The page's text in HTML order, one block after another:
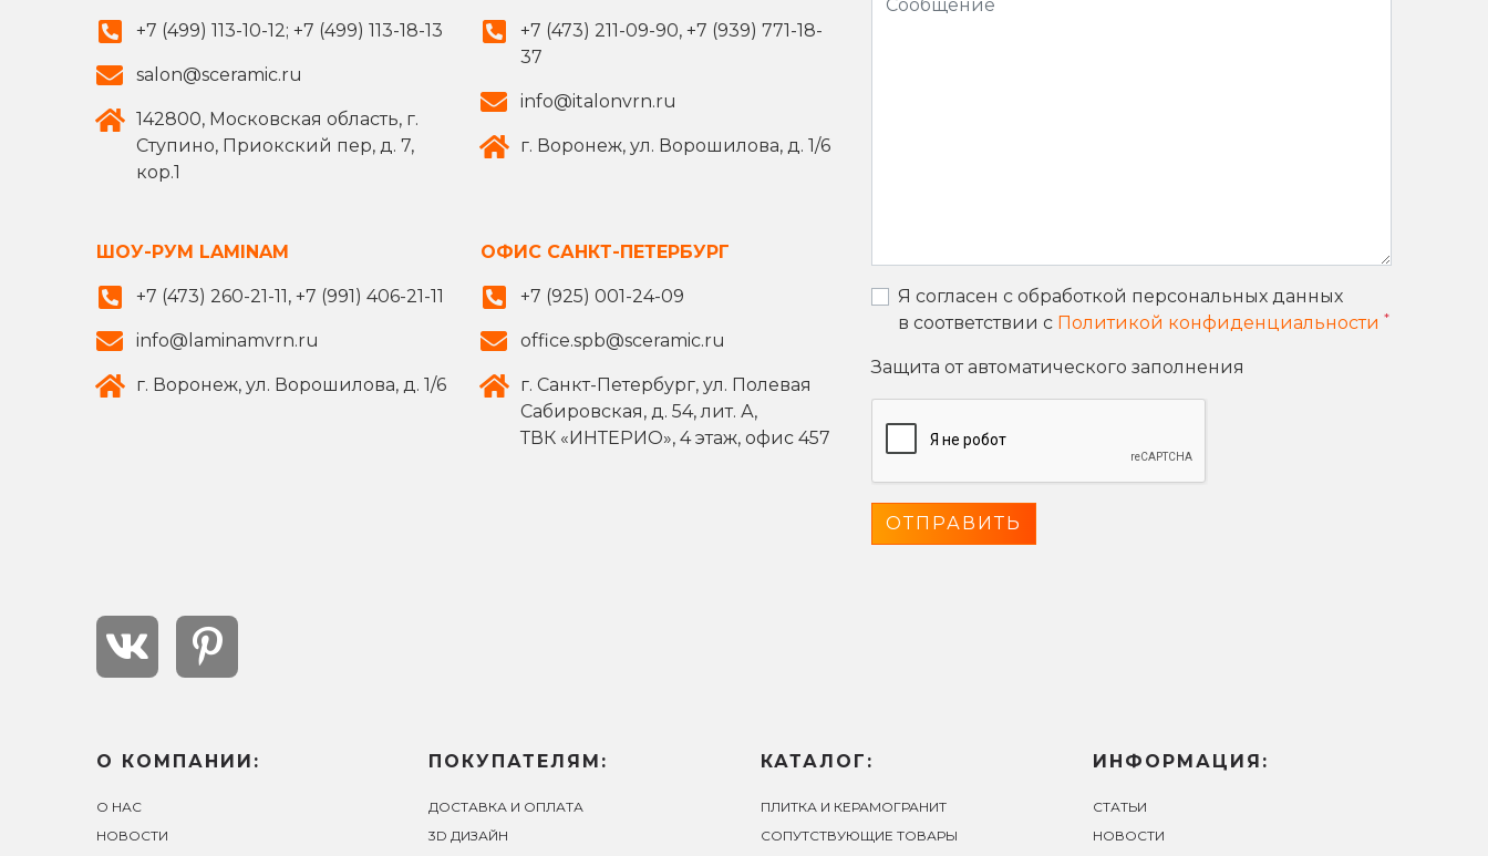
+7 (499) 113-10-12; +7 (499) 113-18-13
salon@sceramic.ru
142800, Московская область, г.
Ступино, Приокский пер, д. 7,
кор.1
+7 (473) 211-09-90, +7 (939) 771-18-
37
info@italonvrn.ru
г. Воронеж, ул. Ворошилова, д. 1/6
ШОУ-РУМ LAMINAM
+7 (473) 260-21-11, +7 (991) 406-21-11
info@laminamvrn.ru
г. Воронеж, ул. Ворошилова, д. 1/6
ОФИС САНКТ-ПЕТЕРБУРГ
+7 (925) 001-24-09
office.spb@sceramic.ru
г. Санкт-Петербург, ул. Полевая
Сабировская, д. 54, лит. А,
ТВК «ИНТЕРИО», 4 этаж, офис 457
Я согласен с обработкой персональных данных
в соответствии с Политикой конфиденциальности *
Защита от автоматического заполнения
О КОМПАНИИ:
О НАС
НОВОСТИ
ПОКУПАТЕЛЯМ:
ДОСТАВКА И ОПЛАТА
3D ДИЗАЙН
КАТАЛОГ:
ПЛИТКА И КЕРАМОГРАНИТ
СОПУТСТВУЮЩИЕ ТОВАРЫ
ИНФОРМАЦИЯ:
СТАТЬИ
НОВОСТИ